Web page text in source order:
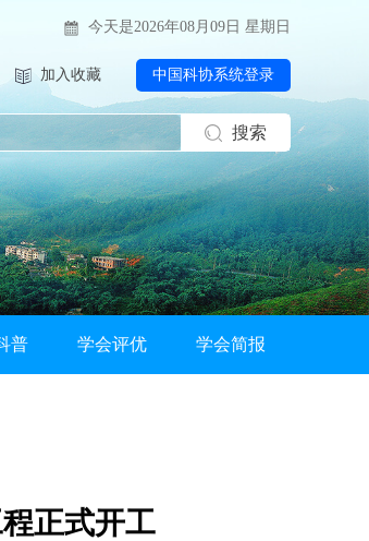
今天是2026年08月09日 星期日
加入收藏 中国科协系统登录
搜索
普 学会评优 学会简报
正式开工